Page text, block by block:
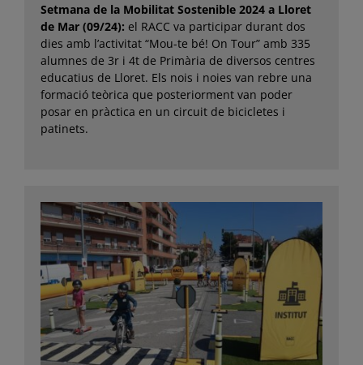
Setmana de la Mobilitat Sostenible 2024 a Lloret
de Mar (09/24): el RACC va participar durant dos
dies amb l’activitat “Mou-te bé! On Tour” amb 335
alumnes de 3r i 4t de Primària de diversos centres
educatius de Lloret. Els nois i noies van rebre una
formació teòrica que posteriorment van poder
posar en pràctica en un circuit de bicicletes i
patinets.